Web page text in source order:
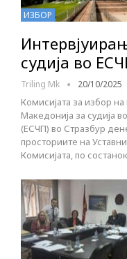
ИЗБОР
судија во
Triling Mk 20/10/2025
Комисијата за избор
Македонија за судија
(ЕСЧП) во Стразбур
просториите на
Комисијата, по